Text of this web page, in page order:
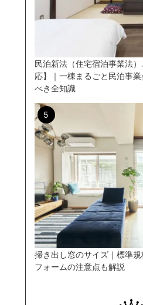
民泊新法（住宅宿泊事業法
応】｜一棟まるごと民泊事
べき全知識
掃き出し窓のサイズ｜標準
フォームの注意点も解説